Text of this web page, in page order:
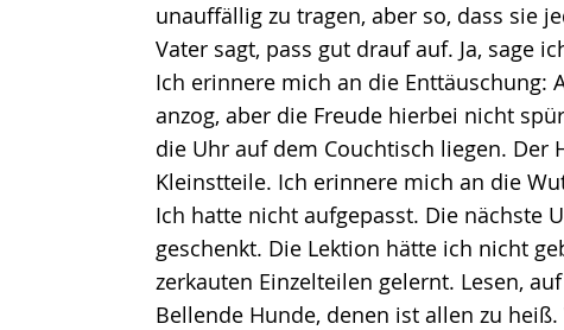
unauffällig zu tragen, aber so, dass sie
Vater sagt, pass gut drauf auf. Ja, sage
Ich erinnere mich an die Enttäuschung:
anzog, aber die Freude hierbei nicht
die Uhr auf dem Couchtisch liegen. Der
Kleinstteile. Ich erinnere mich an die
Ich hatte nicht aufgepasst. Die nächste
geschenkt. Die Lektion hätte ich nicht
zerkauten Einzelteilen gelernt. Lesen,
Bellende Hunde, denen ist allen zu